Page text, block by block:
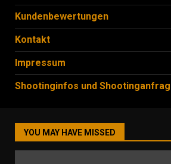
Kundenbewertungen
Kontakt
Impressum
Shootinginfos und
YOU MAY HAVE MISSED